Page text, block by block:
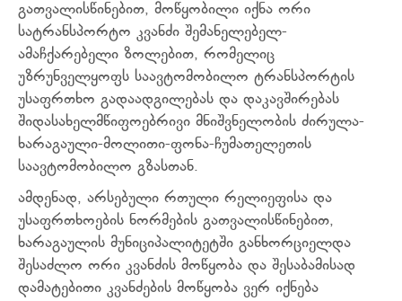
გათვალისწინებით, მოწყობილი იქნა ორი
სატრანსპორტო კვანძი შემანელებელ-
ამაჩქარებელი ზოლებით, რომელიც
უზრუნველყოფს საავტომობილო ტრანსპორტის
უსაფრთხო გადაადგილებას და დაკავშირებას
შიდასახელმწიფოებრივი მნიშვნელობის ძირულა-
ხარაგაული-მოლითი-ფონა-ჩუმათელეთის
საავტომობილო გზასთან.
ამდენად, არსებული რთული რელიეფისა და
უსაფრთხოების ნორმების გათვალისწინებით,
ხარაგაულის მუნიციპალიტეტში განხორციელდა
შესაძლო ორი კვანძის მოწყობა და შესაბამისად
დამატებითი კვანძების მოწყობა ვერ იქნება